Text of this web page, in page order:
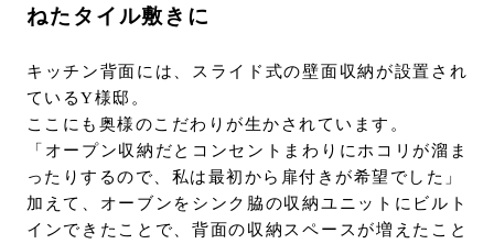
ねたタイル敷きに
キッチン背面には、スライド式の壁面収納が設置され
ているY様邸。
ここにも奥様のこだわりが生かされています。
「オープン収納だとコンセントまわりにホコリが溜ま
ったりするので、私は最初から扉付きが希望でした」
加えて、オーブンをシンク脇の収納ユニットにビルト
インできたことで、背面の収納スペースが増えたこと